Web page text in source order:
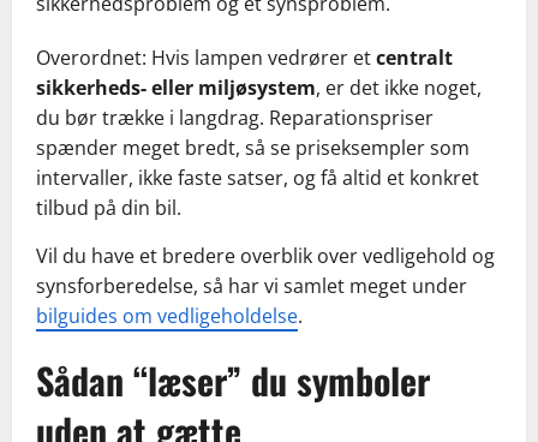
Overordnet: Hvis lampen vedrører etcentralt
sikkerheds- eller miljøsystem, er det ikke noget,
du bør trække i langdrag. Reparationspriser
spænder meget bredt, så se priseksempler som
intervaller, ikke faste satser, og få altid et konkret
tilbud på din bil.
Vil du have et bredere overblik over vedligehold og
synsforberedelse, så har vi samlet meget under
bilguides om vedligeholdelse.
Sådan “læser” du symboler
uden at gætte